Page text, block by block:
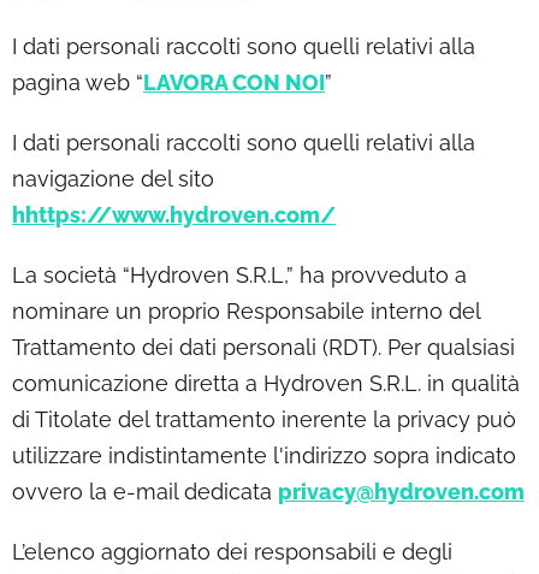
I dati personali raccolti sono quelli relativi alla
pagina web “LAVORA CON NOI”
I dati personali raccolti sono quelli relativi alla
navigazione del sito
hhttps://www.hydroven.com/
La società “Hydroven S.R.L,” ha provveduto a
nominare un proprio Responsabile interno del
Trattamento dei dati personali (RDT). Per qualsiasi
comunicazione diretta a Hydroven S.R.L. in qualità
di Titolate del trattamento inerente la privacy può
utilizzare indistintamente l'indirizzo sopra indicato
ovvero la e-mail dedicata privacy@hydroven.com
L’elenco aggiornato dei responsabili e degli